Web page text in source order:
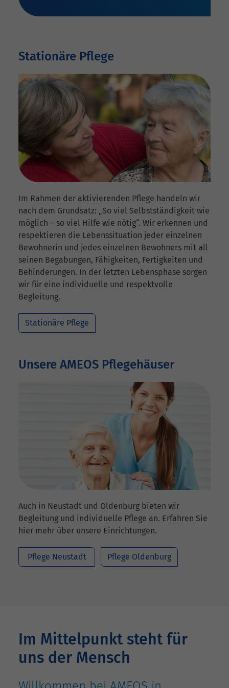
Stationäre Pflege
Im Rahmen der aktivierenden Pflege handeln wir
nach dem Grundsatz: „So viel Selbstständigkeit wie
möglich – so viel Hilfe wie nötig“. Wir erkennen und
respektieren die Lebenssituation jeder einzelnen
Bewohnerin und jedes einzelnen Bewohners mit all
seinen Begabungen, Fähigkeiten, Fertigkeiten und
Behinderungen. In der letzten Lebensphase sorgen
wir für eine individuelle und respektvolle
Begleitung.
Stationäre Pflege
Unsere AMEOS Pflegehäuser
Auch in Neustadt und Oldenburg bieten wir
Begleitung und individuelle Pflege an. Erfahren Sie
hier mehr über unsere Einrichtungen.
Pflege Neustadt Pflege Oldenburg
Im Mittelpunkt steht für
uns der Mensch